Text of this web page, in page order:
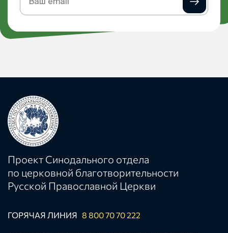
на
Проект Синодального отдела
по церковной благотворительности
Русской Православной Церкви
ГОРЯЧАЯ ЛИНИЯ 8 800 70 70 222